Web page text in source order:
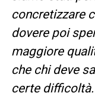
concretizzare
dovere poi
maggiore
che chi deve
certe